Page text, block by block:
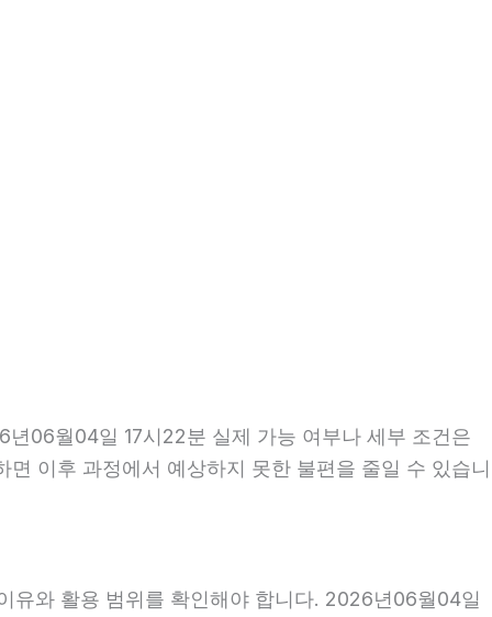
06월04일 17시22분 실제 가능 여부나 세부 조건은
이후 과정에서 예상하지 못한 불편을 줄일 수 있습니
유와 활용 범위를 확인해야 합니다. 2026년06월04일